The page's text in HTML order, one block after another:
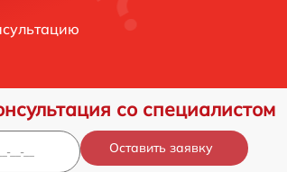
со специалистом
Оставить заявку